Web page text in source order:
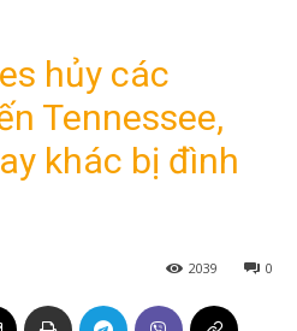
hủy các
Tennessee,
khác bị đình
0
2039